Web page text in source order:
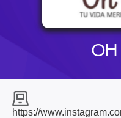
https://